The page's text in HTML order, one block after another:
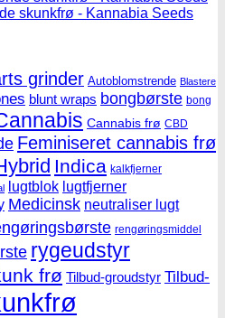
skunkfrø - Kannabia Seeds
grinder Autoblomstrende Blastere
blunt wraps bongbørste bong
Cannabis frø CBD
Feminiseret cannabis frø
Indica kalkfjerner
lugtblok lugtfjerner
Medicinsk neutraliser lugt
rengøringsmiddel
rygeudstyr
frø Tilbud-groudstyr Tilbud-